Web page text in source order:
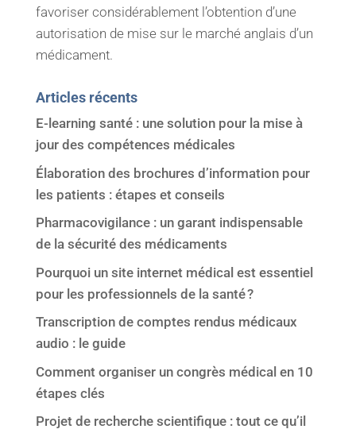
favoriser considérablement l’obtention d’une
autorisation de mise sur le marché anglais d’un
médicament.
Articles récents
E-learning santé : une solution pour la mise à
jour des compétences médicales
Élaboration des brochures d’information pour
les patients : étapes et conseils
Pharmacovigilance : un garant indispensable
de la sécurité des médicaments
Pourquoi un site internet médical est essentiel
pour les professionnels de la santé ?
Transcription de comptes rendus médicaux
audio : le guide
Comment organiser un congrès médical en 10
étapes clés
Projet de recherche scientifique : tout ce qu’il